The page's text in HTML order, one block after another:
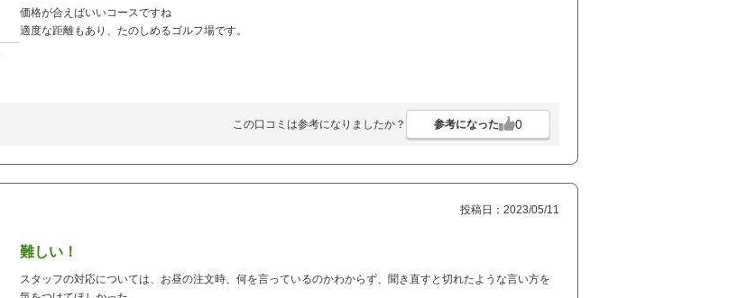
価格が合えばいいコースですね
適度な距離もあり、たのしめるゴルフ場です。
この口コミは参考になりましたか？ 参考になった 0
投稿日：2023/05/11
難しい！
スタッフの対応については、お昼の注文時、何を言っているのかわからず、聞き直すと切れたような言い方を